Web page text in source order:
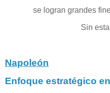
se logran grandes
Sin
Napoleón
Enfoque estratégico